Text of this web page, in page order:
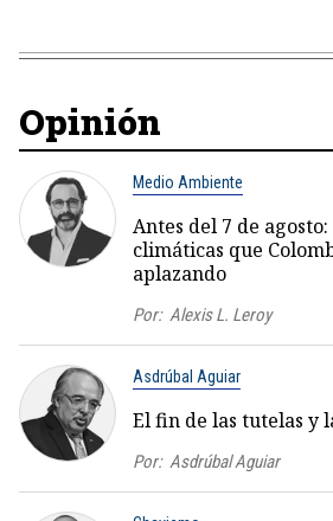
Opinión
Medio Ambiente
Antes del 7 de
climáticas que
aplazando
Por: Alexis L. Leroy
Asdrúbal Aguiar
El fin de las tutelas y
Por: Asdrúbal Aguiar